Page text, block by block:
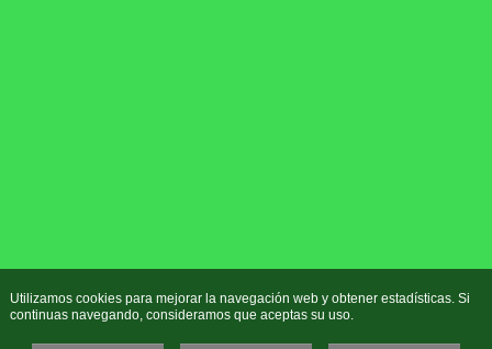
Utilizamos cookies para mejorar la navegación web y obtener estadísticas. Si
continuas navegando, consideramos que aceptas su uso.